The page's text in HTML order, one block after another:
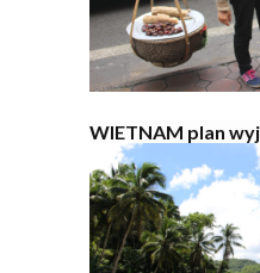
WIETNAM plan